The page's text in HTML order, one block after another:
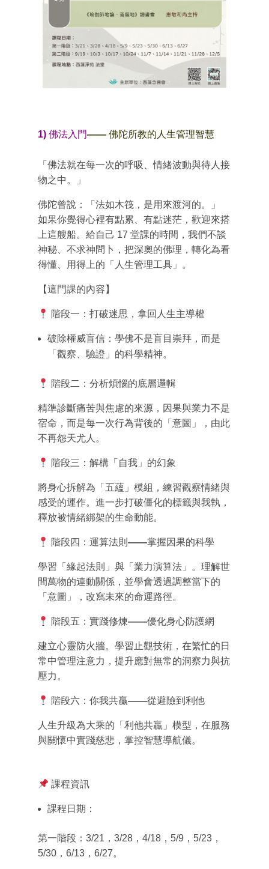
1) 佛法入門—— 佛陀所教的人生管理智慧
「佛法就在每一次的呼吸、情緒波動與待人接
物之中。」
佛陀曾說：「法如木筏，是用來渡河的。」
如果你覺得心裡有點累、有點迷茫，歡迎來搭
上這艘船。給自己 17 堂課的時間，我們不談
神秘、不求神問卜，把深奧的佛理，轉化為看
得懂、用得上的「人生管理工具」。
【這門課的內容】
階段一：打破迷思，拿回人生主導權
破除權威盲信：學佛不是盲目崇拜，而是
「觀察、驗證」的科學精神。
階段二：分析煩惱的底層邏輯
精準診斷痛苦與焦慮的來源， 因果與業力不是
宿命，而是每一次行為背後的「意圖」，由此
不再怨天尤人。
階段三：解構「自我」的幻象
將身心拆解為「五蘊」模組，練習觀察情緒與
感受的運作。進一步打破僵化的標籤與我執，
釋放被情緒綁架的生命動能。
階段四：運算法則 ——掌握因果的科學
學習「緣起法則」與「業力演算法」。理解世
間萬物的連動關係，並學會透過調整當下的
「意圖」，改寫未來的命運路徑。
階段五：實踐修煉——優化身心防護網
建立心靈防火牆。學習止觀技術，在繁忙的日
常中管理注意力，提升應對無常的洞察力與抗
壓力。
階段六：你我共贏——從避險到利他
人生升級為大乘的「利他共贏」模型，在服務
與關懷中實踐慈悲，掌控智慧導航儀。
課程資訊
課程日期 ：
第一階段： 3/21 ， 3/28， 4/18， 5/9 ， 5/23，
5/30， 6/13， 6/27。